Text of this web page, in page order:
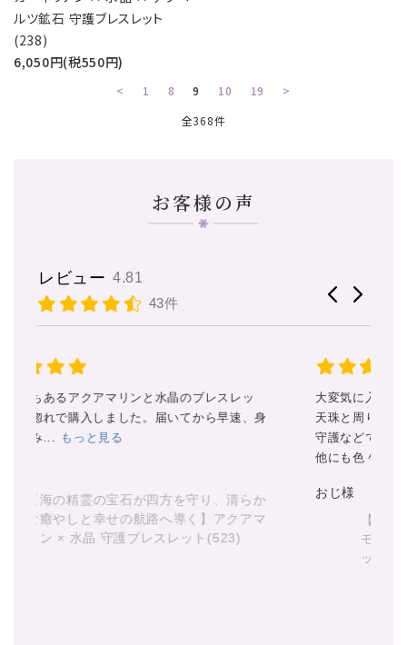
ルツ鉱石 守護ブレスレット
(238)
6,050円(税550円)
< 1 8 9 10 19
>
全368件
お客様の声
レビュー 4.81
43件
大変気に入ってます
天珠と周りの石たちにもサポートや
守護などで助けてもらってます。
おじ様
【天地の守護と漆黒の導き】 天地天珠 ×
モリオン × ラブラドライト 守護ブレスレ